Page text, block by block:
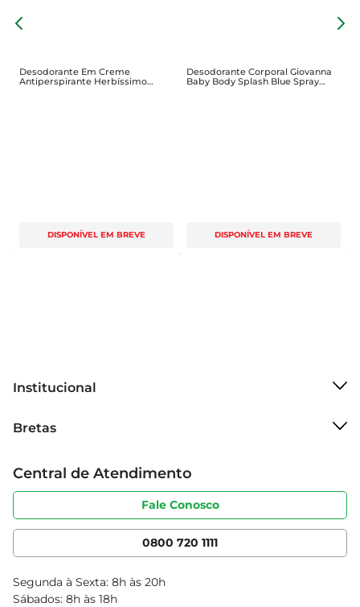
Desodorante Em Creme
Antiperspirante Herbíssimo
Lavanda Pote 55g
DISPONÍVEL EM BREVE
Desodorante Corporal Giovanna
Baby Body Splash Blue Spray
260ml
DISPONÍVEL EM BREVE
Institucional
Grupo Cencosud
Sobre privacidade
Portal do fornecedor
Cencosud Media
Bretas
Produtos Bretas
Código de ética
Serviços
Clube Bretas
Blog Bretas
Black Friday
Central de Atendimento
Fale Conosco
0800 720 1111
Segunda à Sexta: 8h às 20h
Sábados: 8h às 18h